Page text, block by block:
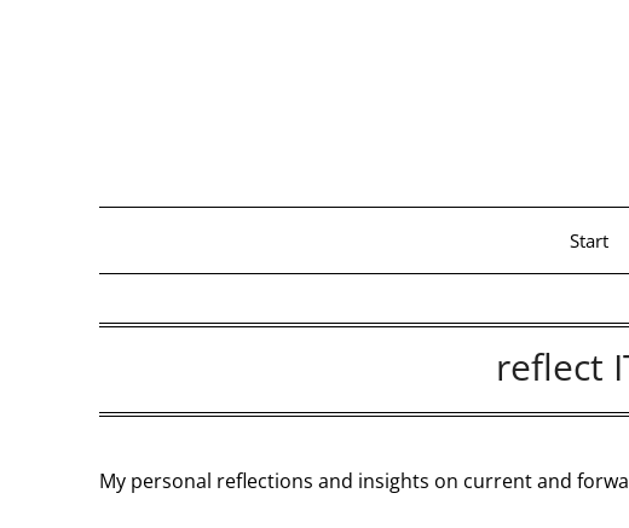
Start
reflect
My personal reflections and insights on current and